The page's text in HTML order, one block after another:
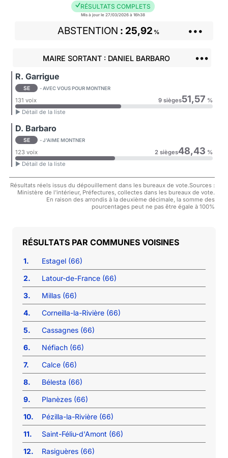
RÉSULTATS COMPLETS
Mis à jour le 27/03/2026 à 16h38
ABSTENTION 25,92 % •••
MAIRE SORTANT : DANIEL BARBARO •••
R. Garrigue
SE - AVEC VOUS POUR MONTNER
131 voix 9 sièges51,57 %
► Détail de la liste
D. Barbaro
SE - J'AIME MONTNER
123 voix 2 sièges48,43 %
► Détail de la liste
Résultats réels issus du dépouillement dans les bureaux de vote.Sources :
Ministère de l'intérieur, Préfectures, collectes dans les bureaux de vote.
En raison des arrondis à la deuxième décimale, la somme des
pourcentages peut ne pas être égale à 100%
COMMUNES VOISINES
1.
Estagel (66)
2.
Latour-de-France (66)
3.
Millas (66)
4.
Corneilla-la-Rivière (66)
5.
Cassagnes (66)
6.
Néfiach (66)
7.
Calce (66)
8.
Bélesta (66)
9.
Planèzes (66)
10.
Pézilla-la-Rivière (66)
11.
Saint-Féliu-d'Amont (66)
12.
Rasiguères (66)